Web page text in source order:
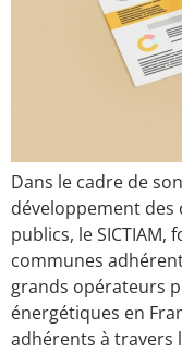
Dans le cadre de
développement des
publics, le SICTIAM,
communes
grands opérateurs
énergétiques en
adhérents à travers